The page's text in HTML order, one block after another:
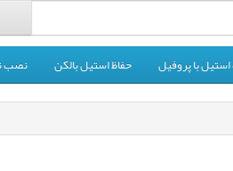
با پروفیل حفاظ استیل بالکن نصب